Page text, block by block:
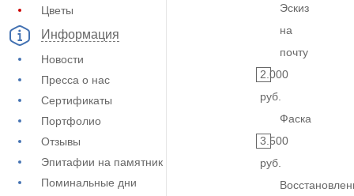
Цветы
Информация
Новости
Пресса о нас
Сертификаты
Портфолио
Отзывы
Эпитафии на памятник
Поминальные дни
Эскиз
на
почту
2.000
руб.
Фаска
3.500
руб.